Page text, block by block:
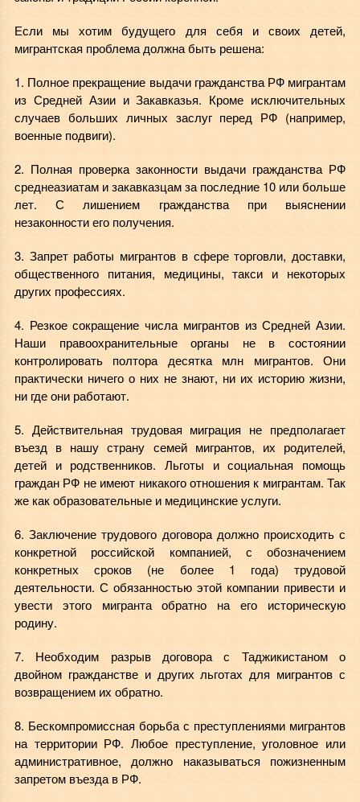
Если мы хотим будущего для себя и своих детей,
мигрантская проблема должна быть решена:
1. Полное прекращение выдачи гражданства РФ мигрантам
из Средней Азии и Закавказья. Кроме исключительных
случаев больших личных заслуг перед РФ (например,
военные подвиги).
2. Полная проверка законности выдачи гражданства РФ
среднеазиатам и закавказцам за последние 10 или больше
лет. С лишением гражданства при выяснении
незаконности его получения.
3. Запрет работы мигрантов в сфере торговли, доставки,
общественного питания, медицины, такси и некоторых
других профессиях.
4. Резкое сокращение числа мигрантов из Средней Азии.
Наши правоохранительные органы не в состоянии
контролировать полтора десятка млн мигрантов. Они
практически ничего о них не знают, ни их историю жизни,
ни где они работают.
5. Действительная трудовая миграция не предполагает
въезд в нашу страну семей мигрантов, их родителей,
детей и родственников. Льготы и социальная помощь
граждан РФ не имеют никакого отношения к мигрантам. Так
же как образовательные и медицинские услуги.
6. Заключение трудового договора должно происходить с
конкретной российской компанией, с обозначением
конкретных сроков (не более 1 года) трудовой
деятельности. С обязанностью этой компании привести и
увести этого мигранта обратно на его историческую
родину.
7. Необходим разрыв договора с Таджикистаном о
двойном гражданстве и других льготах для мигрантов с
возвращением их обратно.
8. Бескомпромиссная борьба с преступлениями мигрантов
на территории РФ. Любое преступление, уголовное или
административное, должно наказываться пожизненным
запретом въезда в РФ.